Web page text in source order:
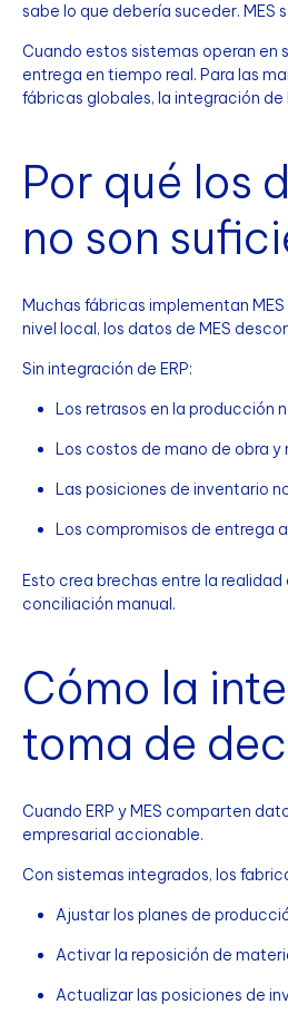
sabe lo que debería suceder. MES
Cuando estos sistemas operan
entrega en tiempo real. Para las
fábricas globales, la integración de
Por qué los
no son
Muchas fábricas implementan
nivel local, los datos de MES
Sin integración de ERP:
Los retrasos en la producción
Los costos de mano de obra
Las posiciones de inventario
Los compromisos de entrega
Esto crea brechas entre la
conciliación manual.
Cómo la
toma de
Cuando ERP y MES comparten
empresarial accionable.
Con sistemas integrados, los
Ajustar los planes de
Activar la reposición de
Actualizar las posiciones de